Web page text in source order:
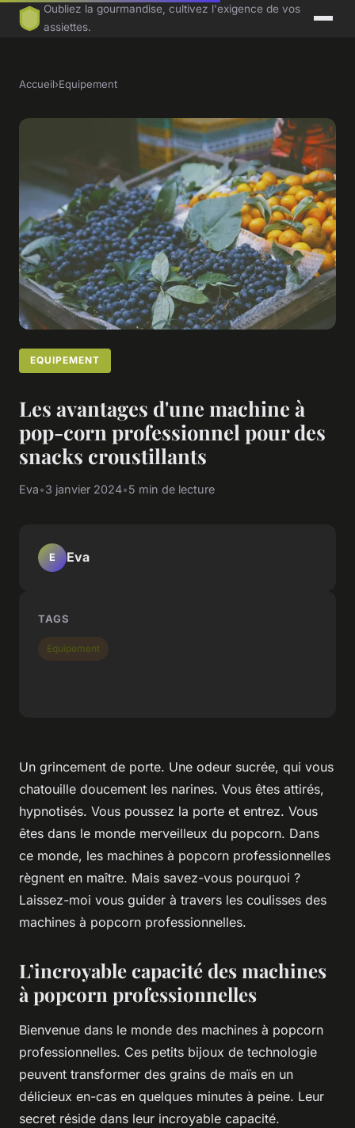
Oubliez la gourmandise, cultivez l'exigence de vos
assiettes.
Accueil›Equipement
EQUIPEMENT
Les avantages d'une machine à
pop-corn professionnel pour des
snacks croustillants
Eva•3 janvier 2024•5 min de lecture
Un grincement de porte. Une odeur sucrée, qui vous
chatouille doucement les narines. Vous êtes attirés,
hypnotisés. Vous poussez la porte et entrez. Vous
êtes dans le monde merveilleux du popcorn. Dans
ce monde, les machines à popcorn professionnelles
règnent en maître. Mais savez-vous pourquoi ?
Laissez-moi vous guider à travers les coulisses des
machines à popcorn professionnelles.
L’incroyable capacité des machines
à popcorn professionnelles
Bienvenue dans le monde des machines à popcorn
professionnelles. Ces petits bijoux de technologie
peuvent transformer des grains de maïs en un
délicieux en-cas en quelques minutes à peine. Leur
secret réside dans leur incroyable capacité.
E Eva
TAGS
Equipement